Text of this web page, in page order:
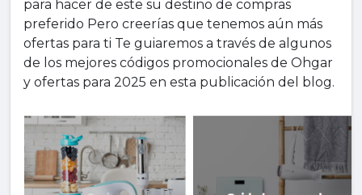
para hacer de este su destino de compras
preferido Pero creerías que tenemos aún más
ofertas para ti Te guiaremos a través de algunos
de los mejores códigos promocionales de Ohgar
y ofertas para 2025 en esta publicación del blog.